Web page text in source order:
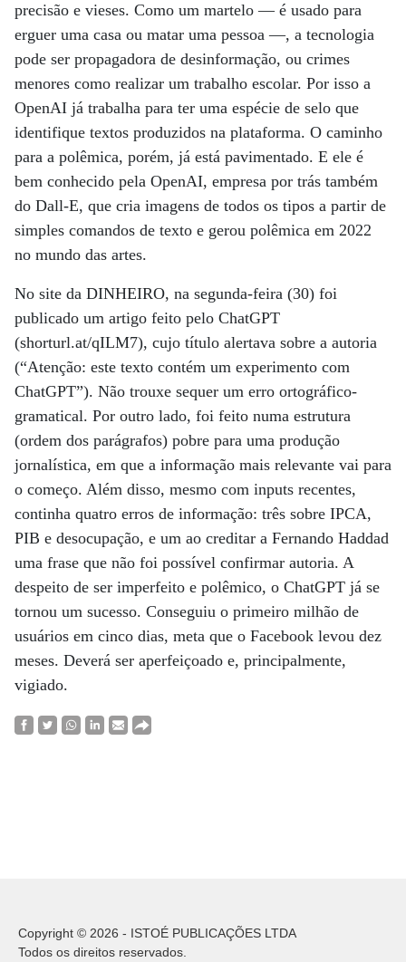
precisão e vieses. Como um martelo — é usado para
erguer uma casa ou matar uma pessoa —, a tecnologia
pode ser propagadora de desinformação, ou crimes
menores como realizar um trabalho escolar. Por isso a
OpenAI já trabalha para ter uma espécie de selo que
identifique textos produzidos na plataforma. O caminho
para a polêmica, porém, já está pavimentado. E ele é
bem conhecido pela OpenAI, empresa por trás também
do Dall-E, que cria imagens de todos os tipos a partir de
simples comandos de texto e gerou polêmica em 2022
no mundo das artes.
No site da DINHEIRO, na segunda-feira (30) foi
publicado um artigo feito pelo ChatGPT
(shorturl.at/qILM7), cujo título alertava sobre a autoria
(“Atenção: este texto contém um experimento com
ChatGPT”). Não trouxe sequer um erro ortográfico-
gramatical. Por outro lado, foi feito numa estrutura
(ordem dos parágrafos) pobre para uma produção
jornalística, em que a informação mais relevante vai para
o começo. Além disso, mesmo com inputs recentes,
continha quatro erros de informação: três sobre IPCA,
PIB e desocupação, e um ao creditar a Fernando Haddad
uma frase que não foi possível confirmar autoria. A
despeito de ser imperfeito e polêmico, o ChatGPT já se
tornou um sucesso. Conseguiu o primeiro milhão de
usuários em cinco dias, meta que o Facebook levou dez
meses. Deverá ser aperfeiçoado e, principalmente,
vigiado.
Copyright © 2026 - ISTOÉ PUBLICAÇÕES LTDA
Todos os direitos reservados.